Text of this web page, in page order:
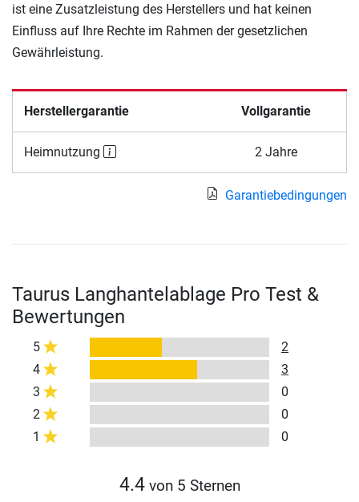
ist eine Zusatzleistung des Herstellers und hat keinen
Einfluss auf Ihre Rechte im Rahmen der gesetzlichen
Gewährleistung.
Herstellergarantie Vollgarantie
Heimnutzung 2 Jahre
Garantiebedingungen
Taurus Langhantelablage Pro Test &
Bewertungen
5
2
4
3
3
0
2
0
1
0
4.4von 5 Sternen